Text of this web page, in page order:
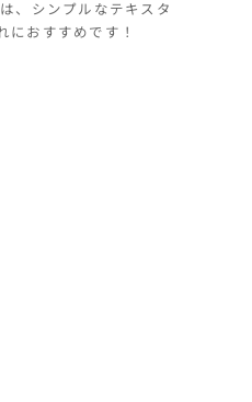
、シンプルなテキスタ
おすすめです！